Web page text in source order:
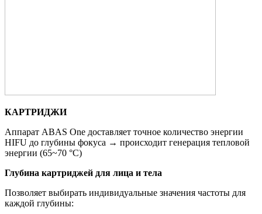
КАРТРИДЖИ
Аппарат ABAS One доставляет точное количество энергии
HIFU до глубины фокуса → происходит генерация тепловой
энергии (65~70 °C)
Глубина картриджей для лица и тела
Позволяет выбирать индивидуальные значения частоты для
каждой глубины: